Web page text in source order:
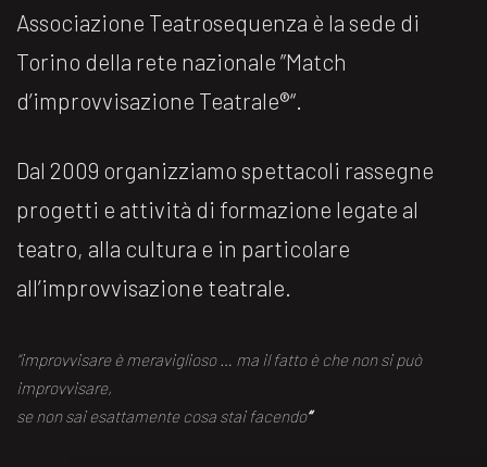
Associazione Teatrosequenza è la sede di
Torino della rete nazionale ”Match
d’improvvisazione Teatrale®️“.
Dal 2009 organizziamo spettacoli rassegne
progetti e attività di formazione legate al
teatro, alla cultura e in particolare
all’improvvisazione teatrale.
“improvvisare è meraviglioso … ma il fatto è che non si può
improvvisare,
se non sai esattamente cosa stai facendo“